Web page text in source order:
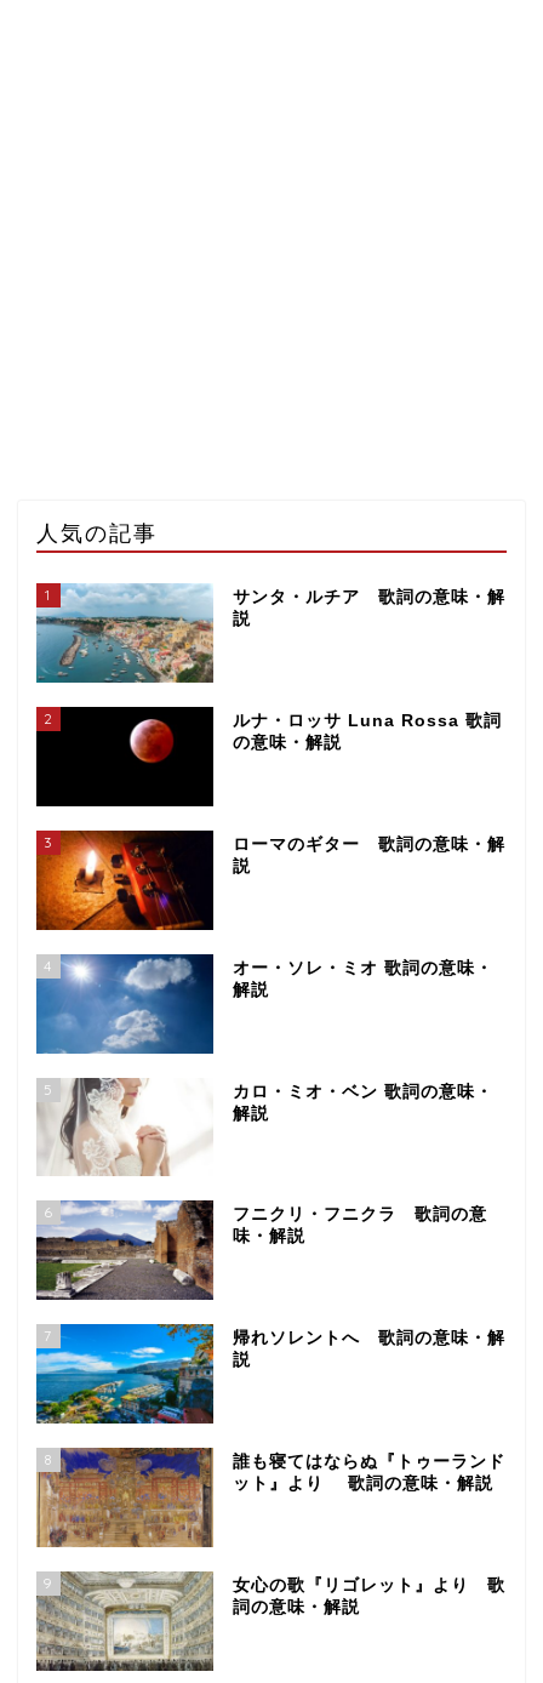
人気の記事
1
サンタ・ルチア 歌詞の意味・解
説
2
ルナ・ロッサ Luna Rossa 歌詞
の意味・解説
3
ローマのギター 歌詞の意味・解
説
4
オー・ソレ・ミオ 歌詞の意味・
解説
5
カロ・ミオ・ベン 歌詞の意味・
解説
6
フニクリ・フニクラ 歌詞の意
味・解説
7
帰れソレントへ 歌詞の意味・解
説
8
誰も寝てはならぬ『トゥーランド
ット』より 歌詞の意味・解説
9
女心の歌『リゴレット』より 歌
詞の意味・解説